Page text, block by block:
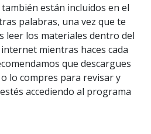
están incluidos en el
palabras, una vez que te
leer los materiales dentro del
mientras haces cada
que descargues
lo compres para revisar y
accediendo al programa